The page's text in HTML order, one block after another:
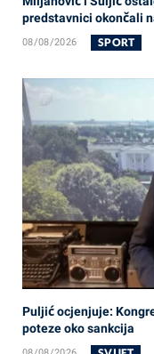
predstavnici okončali
08/08/2026 SPORT
Puljić ocjenjuje:
poteze oko sankcija